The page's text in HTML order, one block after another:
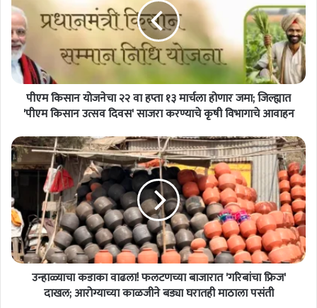
कि
सा
न
यो
ज
ने
वा
ह
प्ता
१
३
मा
र्च
ला
हो
पीएम किसान योजनेचा २२ वा हप्ता १३ मार्चला होणार जमा; जिल्ह्यात
'पीएम किसान उत्सव दिवस' साजरा करण्याचे कृषी विभागाचे आवाहन
उ
न्हा
ळ्या
चा
क
डा
का
वा
ढ
उन्हाळ्याचा कडाका वाढला! फलटणच्या बाजारात 'गरिबांचा फ्रिज'
दाखल; आरोग्याच्या काळजीने बड्या घरातही माठाला पसंती